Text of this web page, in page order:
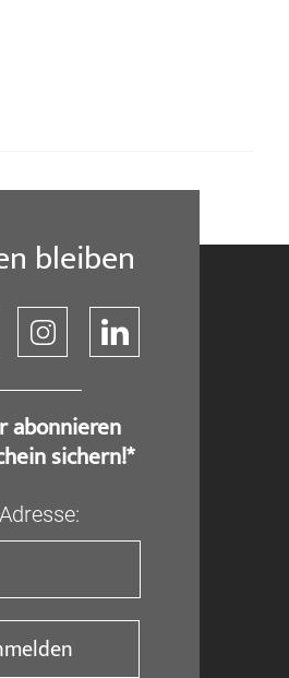
bleiben
abonnieren
sichern!*